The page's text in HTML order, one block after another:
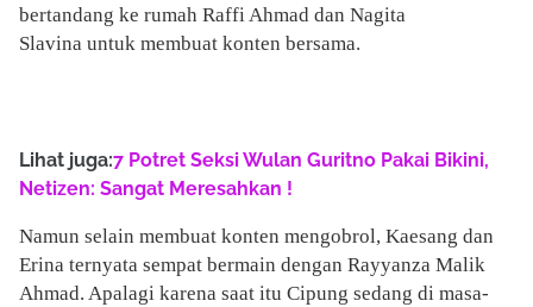
bertandang ke rumah Raffi Ahmad dan Nagita
Slavina untuk membuat konten bersama.
Lihat juga:7 Potret Seksi Wulan Guritno Pakai Bikini,
Netizen: Sangat Meresahkan !
Namun selain membuat konten mengobrol, Kaesang dan
Erina ternyata sempat bermain dengan Rayyanza Malik
Ahmad. Apalagi karena saat itu Cipung sedang di masa-